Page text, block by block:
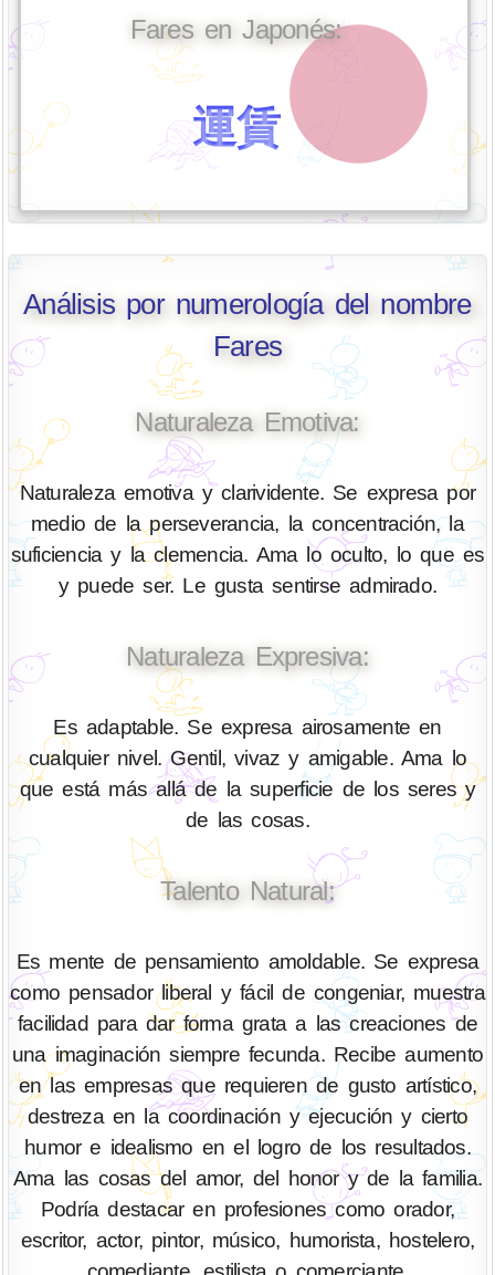
Fares en Japonés:
運賃
Análisis por numerología del nombre
Fares
Naturaleza Emotiva:
Naturaleza emotiva y clarividente. Se expresa por
medio de la perseverancia, la concentración, la
suficiencia y la clemencia. Ama lo oculto, lo que es
y puede ser. Le gusta sentirse admirado.
Naturaleza Expresiva:
Es adaptable. Se expresa airosamente en
cualquier nivel. Gentil, vivaz y amigable. Ama lo
que está más allá de la superficie de los seres y
de las cosas.
Talento Natural:
Es mente de pensamiento amoldable. Se expresa
como pensador liberal y fácil de congeniar, muestra
facilidad para dar forma grata a las creaciones de
una imaginación siempre fecunda. Recibe aumento
en las empresas que requieren de gusto artístico,
destreza en la coordinación y ejecución y cierto
humor e idealismo en el logro de los resultados.
Ama las cosas del amor, del honor y de la familia.
Podría destacar en profesiones como orador,
escritor, actor, pintor, músico, humorista, hostelero,